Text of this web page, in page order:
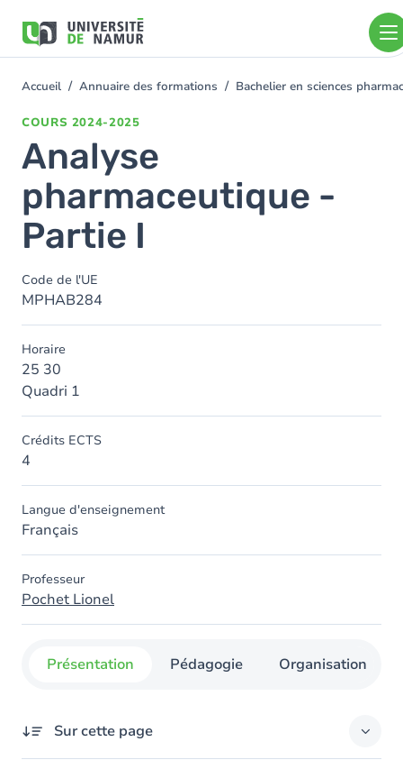
contenu
You
Accueil Annuaire des formations Bachelier en sciences
COURS 2024-2025
Analyse
pharmaceutique -
Partie I
Code de l'UE
MPHAB284
Horaire
25 30
Quadri 1
Crédits ECTS
4
Langue d'enseignement
Français
Professeur
Pochet Lionel
Présentation Pédagogie Organisation
Sur cette page